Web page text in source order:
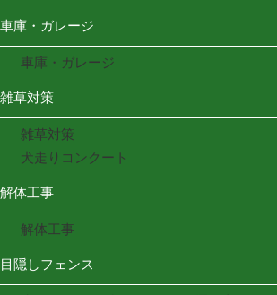
車庫・ガレージ
車庫・ガレージ
雑草対策
雑草対策
犬走りコンクート
解体工事
解体工事
目隠しフェンス